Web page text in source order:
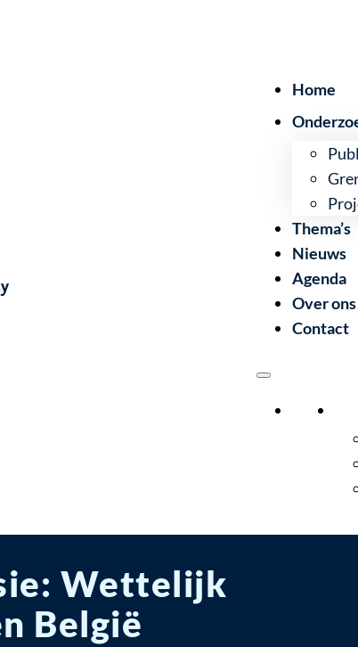
Home
Thema’s
Nieuws
Agenda
Over ons
Contact
Home
Wettelijk
België